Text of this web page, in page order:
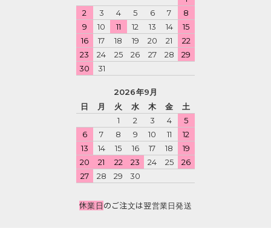
2
3 4 5 6 7
8
9
10 11 12 13 14
15
16
17 18 19 20 21
22
23
24 25 26 27 28
29
30
31
2026年9月
日
月 火 水 木 金
土
1
2 3 4
5
6
7 8 9 10 11
12
13
14 15 16 17 18
19
20
21 22 23 24 25
26
27
28 29 30
休業日のご注文は翌営業日発送